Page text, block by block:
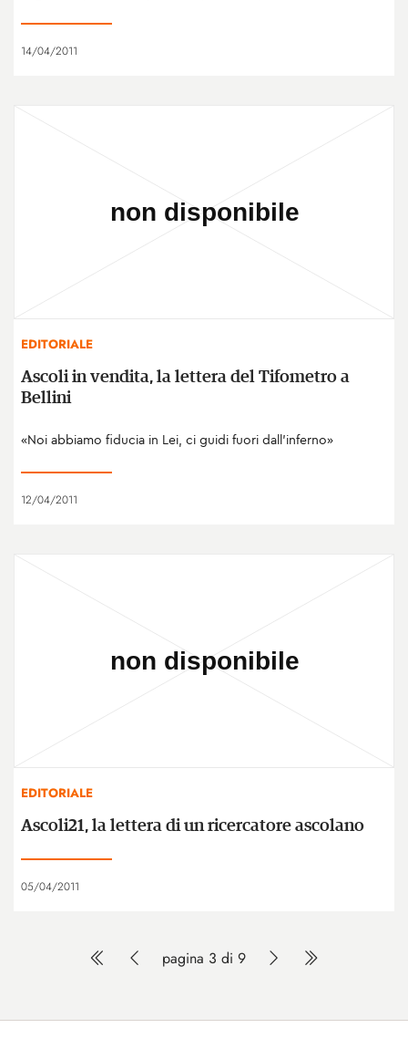
14/04/2011
EDITORIALE
Ascoli in vendita, la lettera del Tifometro a
Bellini
«Noi abbiamo fiducia in Lei, ci guidi fuori dall'inferno»
12/04/2011
EDITORIALE
Ascoli21, la lettera di un ricercatore ascolano
05/04/2011
pagina 3 di 9